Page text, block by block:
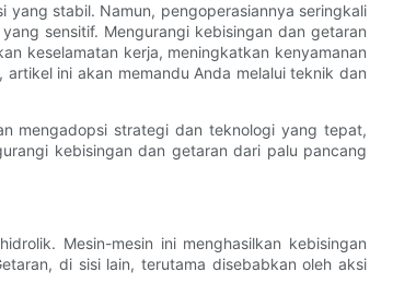
stabil. Namun, pengoperasiannya seringkali
sensitif. Mengurangi kebisingan dan getaran
keselamatan kerja, meningkatkan kenyamanan
ini akan memandu Anda melalui teknik dan
mengadopsi strategi dan teknologi yang tepat,
kebisingan dan getaran dari palu pancang
Mesin-mesin ini menghasilkan kebisingan
di sisi lain, terutama disebabkan oleh aksi